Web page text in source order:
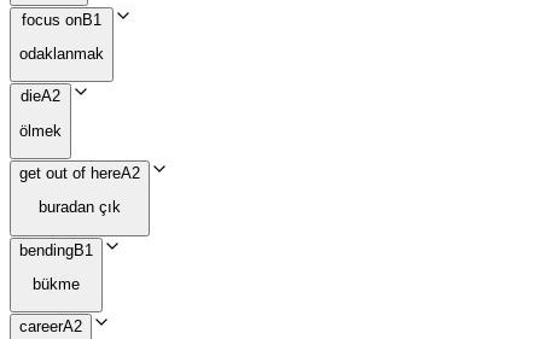
focus onB1
odaklanmak
dieA2
ölmek
get out of hereA2
buradan çık
bendingB1
bükme
careerA2